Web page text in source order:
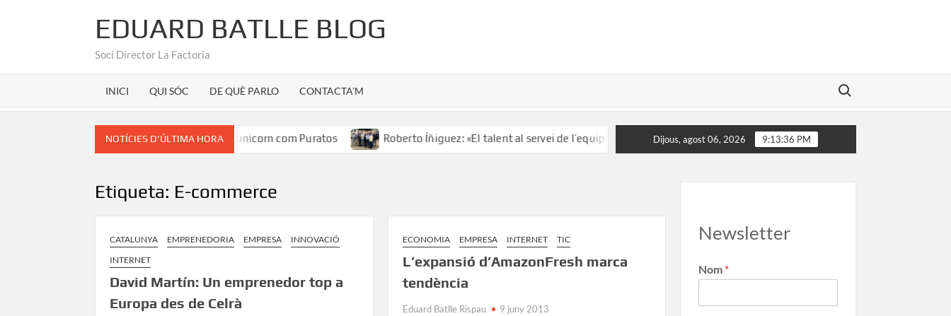
EDUARD BATLLE BLOG
Soci Director La Factoria
INICI QUI SÓC DE QUÈ PARLO CONTACTA’M
Search for:
NOTÍCIES D'ÚLTIMA HORA
Marca Girona a la seu d’un unicorn com Puratos Roberto Íñiguez: «El talent al servei de l’equip» Salvador Illa convidat al Marca Girona
Dijous, agost 06, 2026 9:13:37 PM
Etiqueta: E-commerce
CATALUNYA EMPRENEDORIA EMPRESA
INNOVACIÓ
INTERNET
David Martín: Un emprenedor top a
Europa des de Celrà
ECONOMIA EMPRESA INTERNET TIC
L’expansió d’AmazonFresh marca
tendència
Eduard Batlle Rispau 9 juny 2013
Newsletter
Nom *